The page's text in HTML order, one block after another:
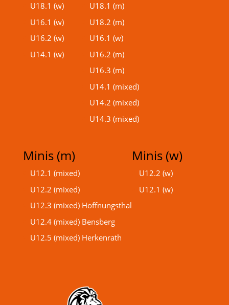
U18.1 (w)
U16.1 (w)
U16.2 (w)
U14.1 (w)
U18.1 (m)
U18.2 (m)
U16.1 (w)
U16.2 (m)
U16.3 (m)
U14.1 (mixed)
U14.2 (mixed)
U14.3 (mixed)
Minis (m)
U12.1 (mixed)
U12.2 (mixed)
U12.3 (mixed) Hoffnungsthal
U12.4 (mixed) Bensberg
U12.5 (mixed) Herkenrath
Minis (w)
U12.2 (w)
U12.1 (w)